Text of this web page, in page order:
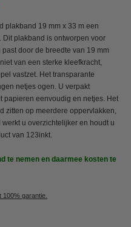
plakband 19 mm x 33 m een
Dit plakband is ontworpen voor
door de breedte van 19 mm
van een sterke kleefkracht,
vastzet. Het transparante
netjes ogen. U verpakt
papieren eenvoudig en netjes. Het
zitten op meerdere oppervlakken,
u overzichtelijker en houdt u
van 123inkt.
te nemen en daarmee kosten te
garantie.